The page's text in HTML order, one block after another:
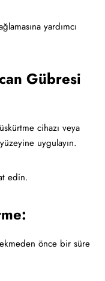
yardımcı
Gübresi
cihazı veya
uygulayın.
edin.
önce bir süre